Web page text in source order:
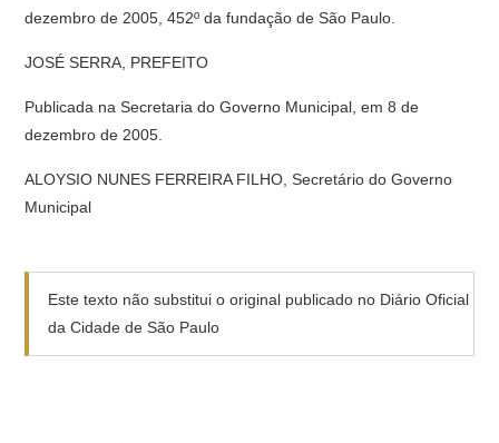
dezembro de 2005, 452º da fundação de São Paulo.
JOSÉ SERRA, PREFEITO
Publicada na Secretaria do Governo Municipal, em 8 de
dezembro de 2005.
ALOYSIO NUNES FERREIRA FILHO, Secretário do Governo
Municipal
Este texto não substitui o original publicado no Diário Oficial
da Cidade de São Paulo